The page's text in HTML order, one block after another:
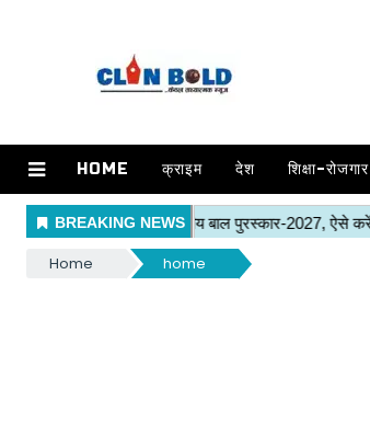
HOME क्राइम देश शिक्षा-रोजगार
Home home